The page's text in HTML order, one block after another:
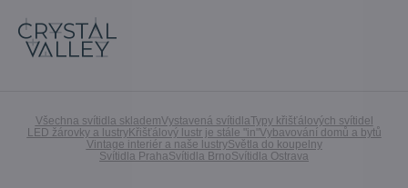
Všechna svítidla sklademVystavená svítidlaTypy křišťálových svítidel
LED žárovky a lustryKřišťálový lustr je stále "in"Vybavování domů a bytů
Vintage interiér a naše lustrySvětla do koupelny
Svítidla PrahaSvítidla BrnoSvítidla Ostrava